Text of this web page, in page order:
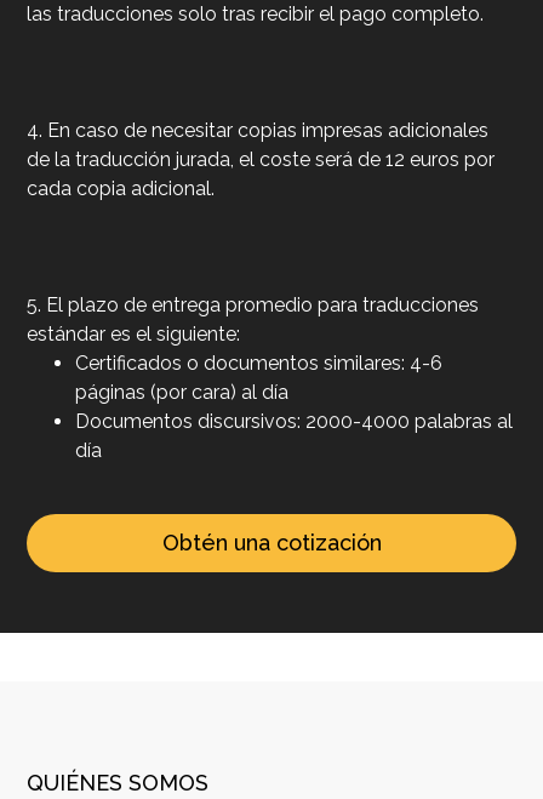
las traducciones solo tras recibir el pago completo.
4. En caso de necesitar copias impresas adicionales
de la traducción jurada, el coste será de 12 euros por
cada copia adicional.
5. El plazo de entrega promedio para traducciones
estándar es el siguiente:
Certificados o documentos similares: 4-6
páginas (por cara) al día
Documentos discursivos: 2000-4000 palabras al
día
Obtén una cotización
QUIÉNES SOMOS